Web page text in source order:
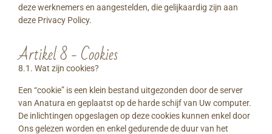
deze werknemers en aangestelden, die gelijkaardig zijn aan
deze Privacy Policy.
Artikel 8 - Cookies
8.1. Wat zijn cookies?
Een “cookie” is een klein bestand uitgezonden door de server
van Anatura en geplaatst op de harde schijf van Uw computer.
De inlichtingen opgeslagen op deze cookies kunnen enkel door
Ons gelezen worden en enkel gedurende de duur van het